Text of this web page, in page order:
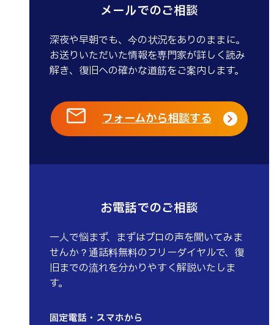
メールでのご相談
深夜や早朝でも、今の状況をありのままに。
お送りいただいた情報を専門家が詳しく読み
解き、復旧への確かな道筋をご案内します。
フォームから相談する
お電話でのご相談
一人で悩まず、まずはプロの声を聞いてみま
せんか？通話料無料のフリーダイヤルで、復
旧までの流れを分かりやすく解説いたしま
す。